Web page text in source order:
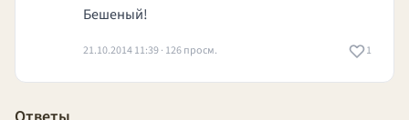
Бешеный!
21.10.2014 11:39 · 126 просм. 1